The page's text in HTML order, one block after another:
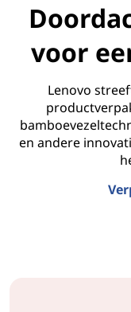
voor
Lenovo
en andere